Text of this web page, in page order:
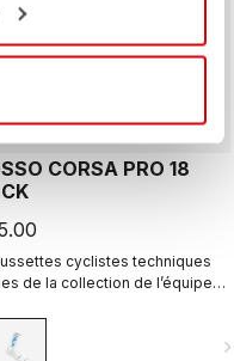
ROSSO CORSA
CORSA PRO 18
cyclistes techniques
de la collection de l’équipe